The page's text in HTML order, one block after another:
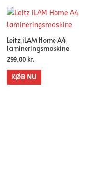
Leitz iLAM Home A4
lamineringsmaskine
299,00 kr.
KØB NU